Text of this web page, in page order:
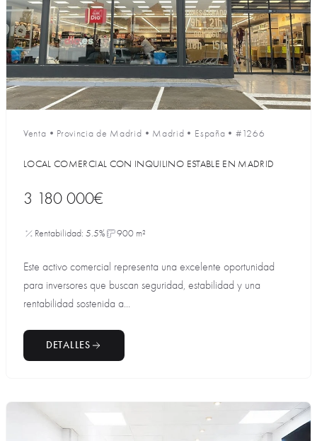
Venta • Provincia de Madrid • Madrid • España •#1266
LOCAL COMERCIAL CON INQUILINO ESTABLE EN MADRID
3 180 000€
Rentabilidad: 5.5% 900 m²
Este activo comercial representa una excelente oportunidad
para inversores que buscan seguridad, estabilidad y una
rentabilidad sostenida a...
DETALLES